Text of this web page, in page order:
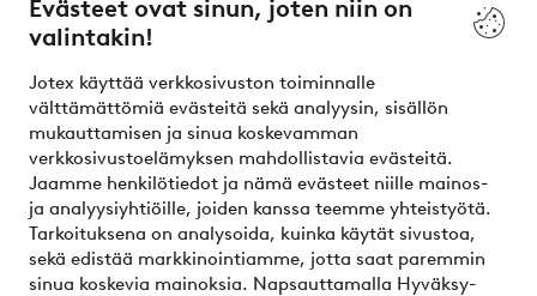
Evästeet ovat sinun, joten niin on
valintakin!
Jotex käyttää verkkosivuston toiminnalle
välttämättömiä evästeitä sekä analyysin, sisällön
mukauttamisen ja sinua koskevamman
verkkosivustoelämyksen mahdollistavia evästeitä.
Jaamme henkilötiedot ja nämä evästeet niille mainos-
ja analyysiyhtiöille, joiden kanssa teemme yhteistyötä.
Tarkoituksena on analysoida, kuinka käytät sivustoa,
sekä edistää markkinointiamme, jotta saat paremmin
sinua koskevia mainoksia. Napsauttamalla Hyväksy-
Ehdot
Ystävät
Turvalliset maksut – maksa nyt tai erissä
Haluatko tietää lisää maksuvaihtoehdoistamme?
elpy